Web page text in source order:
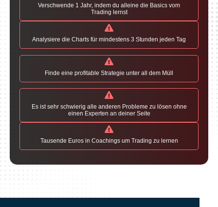
Verschwende 1 Jahr, indem du alleine die Basics vom
Trading lernst
Analysiere die Charts für mindestens 3 Stunden jeden Tag
Finde eine profitable Strategie unter all dem Müll
Es ist sehr schwierig alle anderen Probleme zu lösen ohne
einen Experten an deiner Seite
Tausende Euros in Coachings um Trading zu lernen